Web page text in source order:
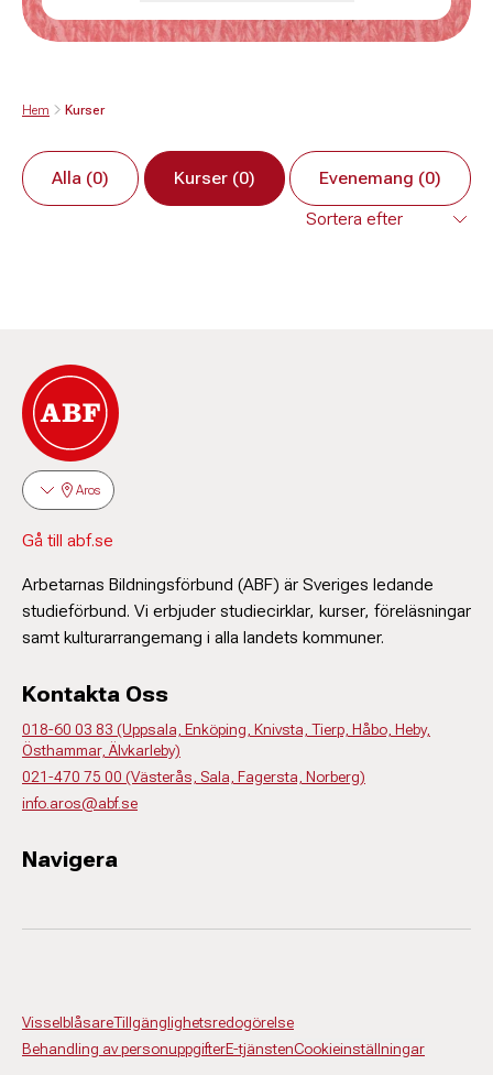
Hem Kurser
Alla (0) Kurser (0) Evenemang (0)
Aros
Gå till abf.se
Arbetarnas Bildningsförbund (ABF) är Sveriges ledande
studieförbund. Vi erbjuder studiecirklar, kurser, föreläsningar
samt kulturarrangemang i alla landets kommuner.
Kontakta Oss
018-60 03 83 (Uppsala, Enköping, Knivsta, Tierp, Håbo, Heby,
Östhammar, Älvkarleby)
021-470 75 00 (Västerås, Sala, Fagersta, Norberg)
info.aros@abf.se
Navigera
VisselblåsareTillgänglighetsredogörelse
Behandling av personuppgifterE-tjänstenCookieinställningar